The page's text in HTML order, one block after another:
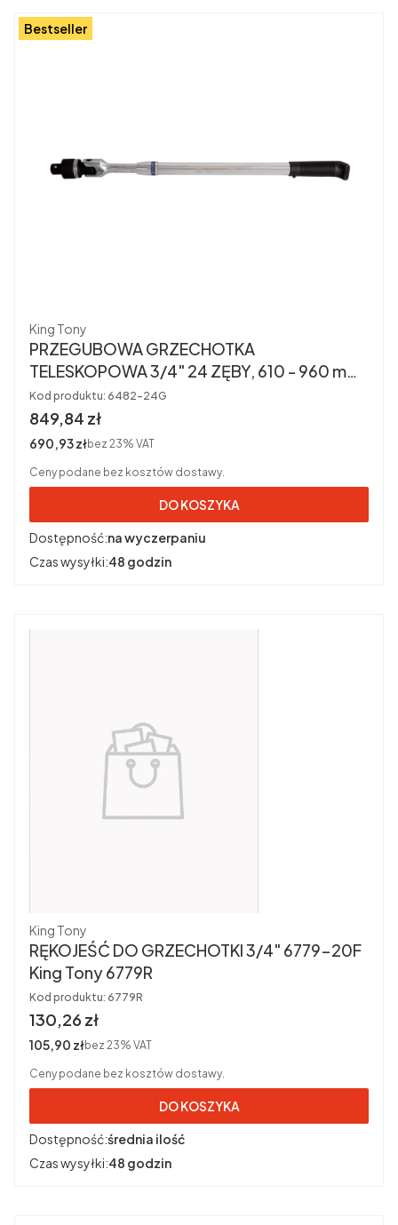
Bestseller
Producent
King Tony
PRZEGUBOWA GRZECHOTKA
TELESKOPOWA 3/4" 24 ZĘBY, 610 - 960 mm
King Tony 6482-24G
Kod produktu: 6482-24G
Cena brutto
849,84 zł
Cena netto
690,93 złbez 23% VAT
Ceny podane bez kosztów dostawy.
DO KOSZYKA
Dostępność:na wyczerpaniu
Czas wysyłki:48 godzin
Producent
King Tony
RĘKOJEŚĆ DO GRZECHOTKI 3/4" 6779-20F
King Tony 6779R
Kod produktu: 6779R
Cena brutto
130,26 zł
Cena netto
105,90 złbez 23% VAT
Ceny podane bez kosztów dostawy.
DO KOSZYKA
Dostępność:średnia ilość
Czas wysyłki:48 godzin